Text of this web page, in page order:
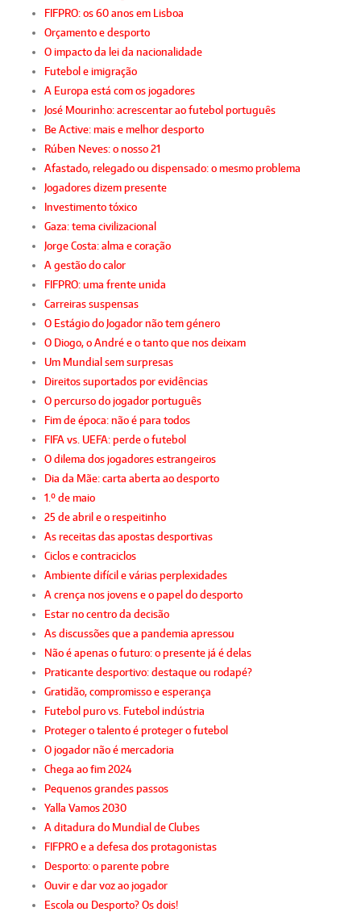
FIFPRO: os 60 anos em Lisboa
Orçamento e desporto
O impacto da lei da nacionalidade
Futebol e imigração
A Europa está com os jogadores
José Mourinho: acrescentar ao futebol português
Be Active: mais e melhor desporto
Rúben Neves: o nosso 21
Afastado, relegado ou dispensado: o mesmo problema
Jogadores dizem presente
Investimento tóxico
Gaza: tema civilizacional
Jorge Costa: alma e coração
A gestão do calor
FIFPRO: uma frente unida
Carreiras suspensas
O Estágio do Jogador não tem género
O Diogo, o André e o tanto que nos deixam
Um Mundial sem surpresas
Direitos suportados por evidências
O percurso do jogador português
Fim de época: não é para todos
FIFA vs. UEFA: perde o futebol
O dilema dos jogadores estrangeiros
Dia da Mãe: carta aberta ao desporto
1.º de maio
25 de abril e o respeitinho
As receitas das apostas desportivas
Ciclos e contraciclos
Ambiente difícil e várias perplexidades
A crença nos jovens e o papel do desporto
Estar no centro da decisão
As discussões que a pandemia apressou
Não é apenas o futuro: o presente já é delas
Praticante desportivo: destaque ou rodapé?
Gratidão, compromisso e esperança
Futebol puro vs. Futebol indústria
Proteger o talento é proteger o futebol
O jogador não é mercadoria
Chega ao fim 2024
Pequenos grandes passos
Yalla Vamos 2030
A ditadura do Mundial de Clubes
FIFPRO e a defesa dos protagonistas
Desporto: o parente pobre
Ouvir e dar voz ao jogador
Escola ou Desporto? Os dois!